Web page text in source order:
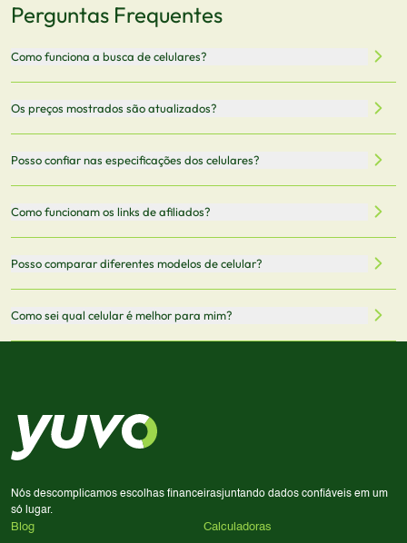
Perguntas Frequentes
Como funciona a busca de celulares?
armazenamento, memória RAM, bateria e conectividade
5G.
Os preços mostrados são atualizados?
vendedor antes de finalizar sua compra.
Posso confiar nas especificações dos celulares?
informações mais recentes de cada modelo.
Como funcionam os links de afiliados?
comissão sem custo adicional para você.
Posso comparar diferentes modelos de celular?
Sim! Você pode selecionar até 3 celulares para comparar
Como sei qual celular é melhor para mim?
processador e bateria são essenciais. Use nossos filtros
para encontrar o celular ideal.
Nós descomplicamos escolhas financeirasjuntando dados confiáveis em um
só lugar.
Blog Calculadoras